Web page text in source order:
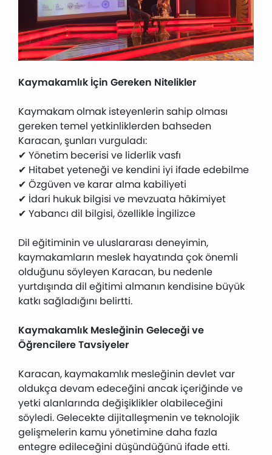
Kaymakamlık İçin Gereken Nitelikler
Kaymakam olmak isteyenlerin sahip olması
gereken temel yetkinliklerden bahseden
Karacan, şunları vurguladı:
✔ Yönetim becerisi ve liderlik vasfı
✔ Hitabet yeteneği ve kendini iyi ifade edebilme
✔ Özgüven ve karar alma kabiliyeti
✔ İdari hukuk bilgisi ve mevzuata hâkimiyet
✔ Yabancı dil bilgisi, özellikle İngilizce
Dil eğitiminin ve uluslararası deneyimin,
kaymakamların meslek hayatında çok önemli
olduğunu söyleyen Karacan, bu nedenle
yurtdışında dil eğitimi almanın kendisine büyük
katkı sağladığını belirtti.
Kaymakamlık Mesleğinin Geleceği ve
Öğrencilere Tavsiyeler
Karacan, kaymakamlık mesleğinin devlet var
oldukça devam edeceğini ancak içeriğinde ve
yetki alanlarında değişiklikler olabileceğini
söyledi. Gelecekte dijitalleşmenin ve teknolojik
gelişmelerin kamu yönetimine daha fazla
entegre edileceğini düşündüğünü ifade etti.